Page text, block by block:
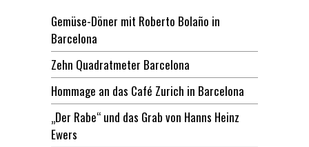
Gemüse-Döner mit Roberto Bolaño in
Barcelona
Zehn Quadratmeter Barcelona
Hommage an das Café Zurich in Barcelona
„Der Rabe“ und das Grab von Hanns Heinz
Ewers